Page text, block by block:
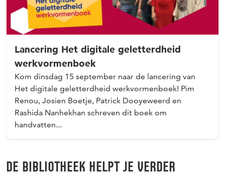
Lancering Het digitale geletterdheid
werkvormenboek
Kom dinsdag 15 september naar de lancering van
Het digitale geletterdheid werkvormenboek! Pim
Renou, Josien Boetje, Patrick Dooyeweerd en
Rashida Nanhekhan schreven dit boek om
handvatten...
DE BIBLIOTHEEK HELPT JE VERDER